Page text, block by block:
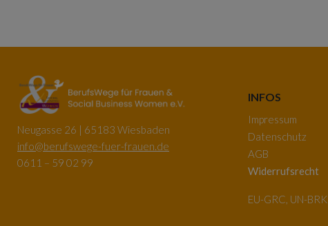
Neugasse 26 | 65183 Wiesbaden
info@berufswege-fuer-frauen.de
0611 – 59 02 99
INFOS
Impressum
Datenschutz
AGB
Widerrufsrecht
EU-GRC, UN-BRK